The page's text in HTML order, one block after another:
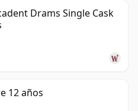
Drams Single Cask
12 años